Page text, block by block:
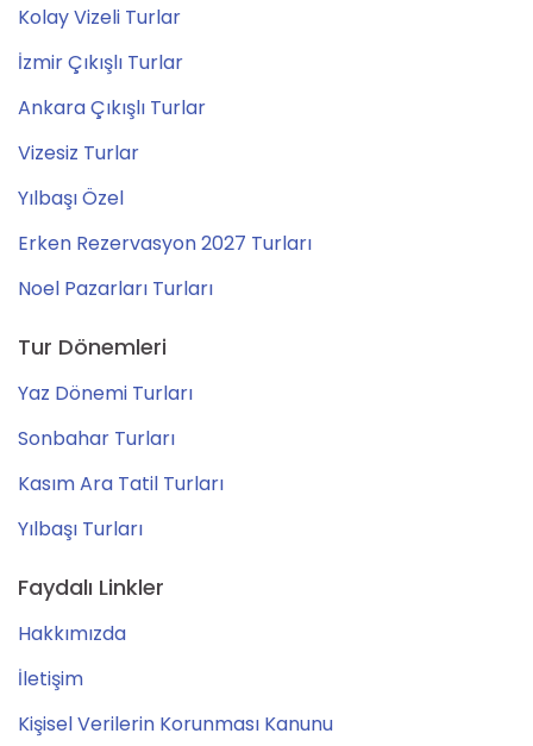
Kolay Vizeli Turlar
İzmir Çıkışlı Turlar
Ankara Çıkışlı Turlar
Vizesiz Turlar
Yılbaşı Özel
Erken Rezervasyon 2027 Turları
Noel Pazarları Turları
Tur Dönemleri
Yaz Dönemi Turları
Sonbahar Turları
Kasım Ara Tatil Turları
Yılbaşı Turları
Faydalı Linkler
Hakkımızda
İletişim
Kişisel Verilerin Korunması Kanunu